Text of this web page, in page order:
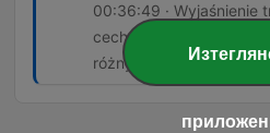
00:36:49 · Wyjaśnienie
cech anatomicznych
różnych gatunków.